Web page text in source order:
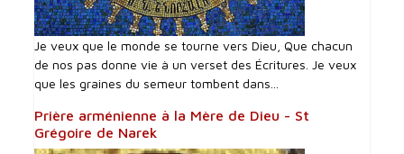
Je veux que le monde se tourne vers Dieu, Que chacun
de nos pas donne vie à un verset des Écritures. Je veux
que les graines du semeur tombent dans...
Prière arménienne à la Mère de Dieu - St
Grégoire de Narek